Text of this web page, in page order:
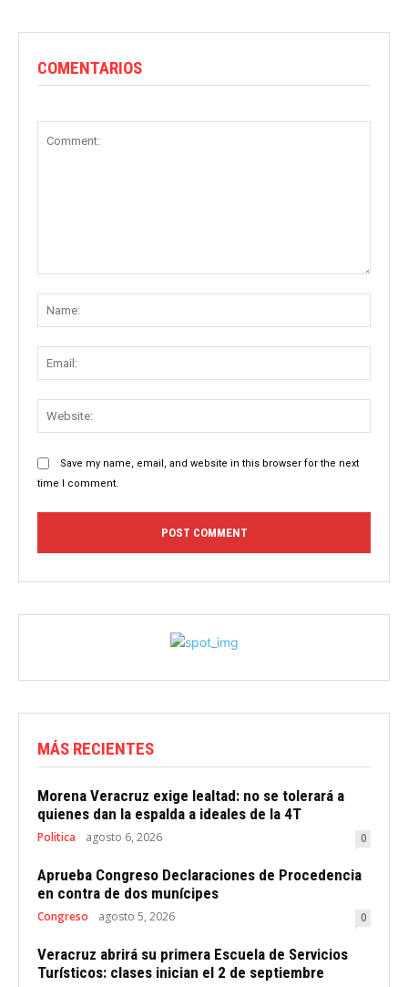
COMENTARIOS
Save my name, email, and website in this browser for the next
time I comment.
MÁS RECIENTES
Morena Veracruz exige lealtad: no se tolerará a
quienes dan la espalda a ideales de la 4T
Politica agosto 6, 2026 0
Aprueba Congreso Declaraciones de Procedencia
en contra de dos munícipes
Congreso agosto 5, 2026 0
Veracruz abrirá su primera Escuela de Servicios
Turísticos: clases inician el 2 de septiembre